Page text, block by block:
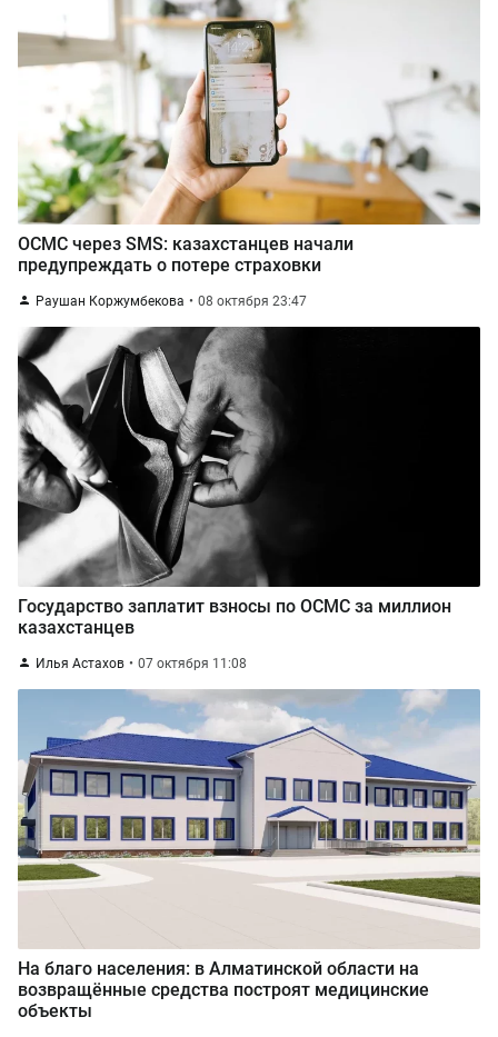
ОСМС через SMS: казахстанцев начали
предупреждать о потере страховки
Раушан Коржумбекова 08 октября 23:47
Государство заплатит взносы по ОСМС за миллион
казахстанцев
Илья Астахов 07 октября 11:08
На благо населения: в Алматинской области на
возвращённые средства построят медицинские
объекты